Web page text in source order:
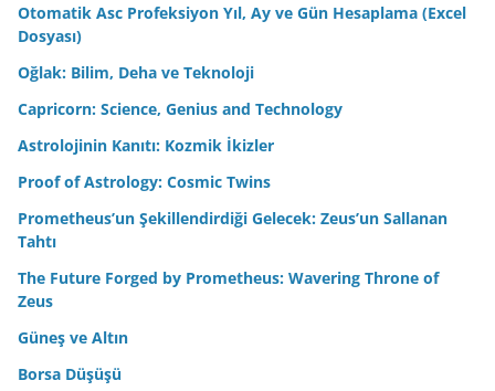
Otomatik Asc Profeksiyon Yıl, Ay ve Gün Hesaplama (Excel
Dosyası)
Oğlak: Bilim, Deha ve Teknoloji
Capricorn: Science, Genius and Technology
Astrolojinin Kanıtı: Kozmik İkizler
Proof of Astrology: Cosmic Twins
Prometheus’un Şekillendirdiği Gelecek: Zeus’un Sallanan
Tahtı
The Future Forged by Prometheus: Wavering Throne of
Zeus
Güneş ve Altın
Borsa Düşüşü